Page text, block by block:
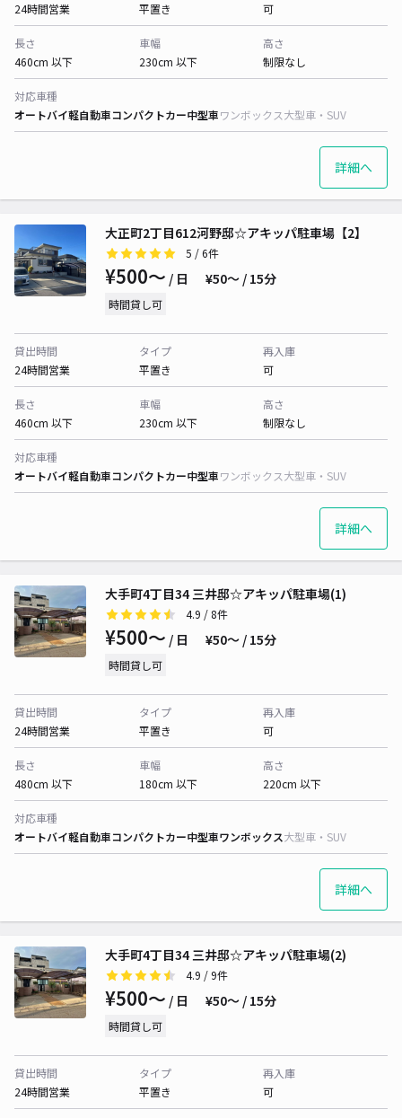
24時間営業
平置き
可
長さ
460cm 以下
車幅
230cm 以下
高さ
制限なし
対応車種
オートバイ軽自動車コンパクトカー中型車ワンボックス大型車・SUV
詳細へ
大正町2丁目612河野邸☆アキッパ駐車場【2】
5 / 6件
¥500〜 / 日 ¥50〜 / 15分
時間貸し可
貸出時間
24時間営業
タイプ
平置き
再入庫
可
長さ
460cm 以下
車幅
230cm 以下
高さ
制限なし
対応車種
オートバイ軽自動車コンパクトカー中型車ワンボックス大型車・SUV
詳細へ
大手町4丁目34 三井邸☆アキッパ駐車場(1)
4.9 / 8件
¥500〜 / 日 ¥50〜 / 15分
時間貸し可
貸出時間
24時間営業
タイプ
平置き
再入庫
可
長さ
480cm 以下
車幅
180cm 以下
高さ
220cm 以下
対応車種
オートバイ軽自動車コンパクトカー中型車ワンボックス大型車・SUV
詳細へ
大手町4丁目34 三井邸☆アキッパ駐車場(2)
4.9 / 9件
¥500〜 / 日 ¥50〜 / 15分
時間貸し可
貸出時間
24時間営業
タイプ
平置き
再入庫
可